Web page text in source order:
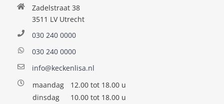
Zadelstraat 38
3511 LV Utrecht
030 240 0000
030 240 0000
info@keckenlisa.nl
maandag
12.00 tot 18.00 u
dinsdag
10.00 tot 18.00 u